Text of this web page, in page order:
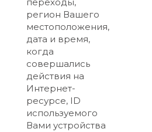
переходы,
регион Вашего
местоположения,
дата и время,
когда
совершались
действия на
Интернет-
ресурсе, ID
используемого
Вами устройства